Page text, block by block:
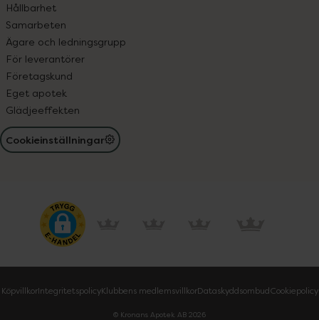
Hållbarhet
Samarbeten
Ägare och ledningsgrupp
För leverantörer
Företagskund
Eget apotek
Glädjeeffekten
Cookieinställningar
KöpvillkorIntegritetspolicyKlubbens medlemsvillkorDataskyddsombudCookiepolicy
© Kronans Apotek AB 2026